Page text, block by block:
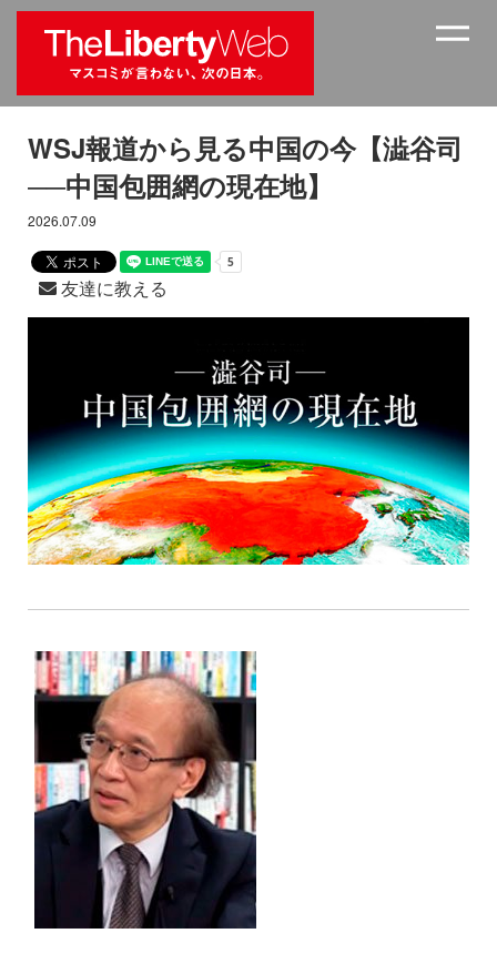
WSJ報道から見る中国の今【澁谷司
──中国包囲網の現在地】
2026.07.09
友達に教える